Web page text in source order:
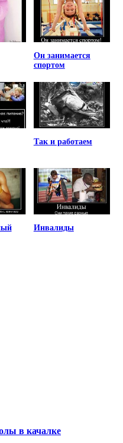
Он занимается
спортом
Так и работаем
Инвалиды
в качалке